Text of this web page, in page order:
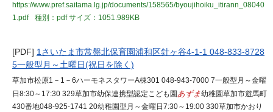
https://www.pref.saitama.lg.jp/documents/158565/byoujihoiku_itirann_08040
1.pdf
種別：pdfサイズ：1051.989KB
[PDF] 1さいたま市常盤北保育園浦和区針ヶ谷4-1-1 048-833-8728
5一般型月～土曜日(祝日を除く)
草加市松原1－1－6ハーモネスタワーA棟301 048-943-7000 7一般型月～金曜
日8:30～17:30 329草加市幼保連携型認定こども園 あずま幼稚園草加市遊馬町
430番地048-925-1741 20幼稚園型月～金曜日7:30～19:00 330草加市かおり